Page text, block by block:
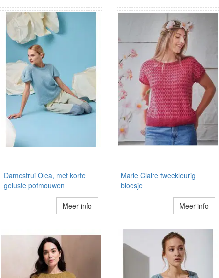
Damestrui Olea, met korte
geluste pofmouwen
Meer info
Marie Claire tweekleurig
bloesje
Meer info